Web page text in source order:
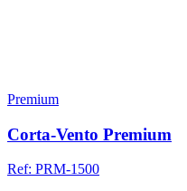
Premium
Corta-Vento Premium
Ref: PRM-1500